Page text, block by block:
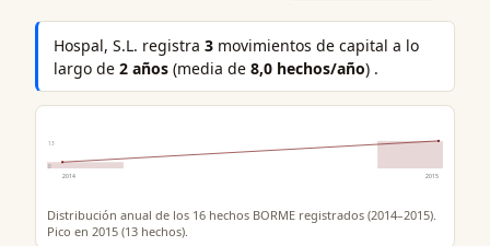
Hospal, S.L. registra3 movimientos de capital a lo
largo de2 años (media de8,0 hechos/año) .
13
0
2014
2015
Distribución anual de los 16 hechos BORME registrados (2014–2015).
Pico en 2015 (13 hechos).